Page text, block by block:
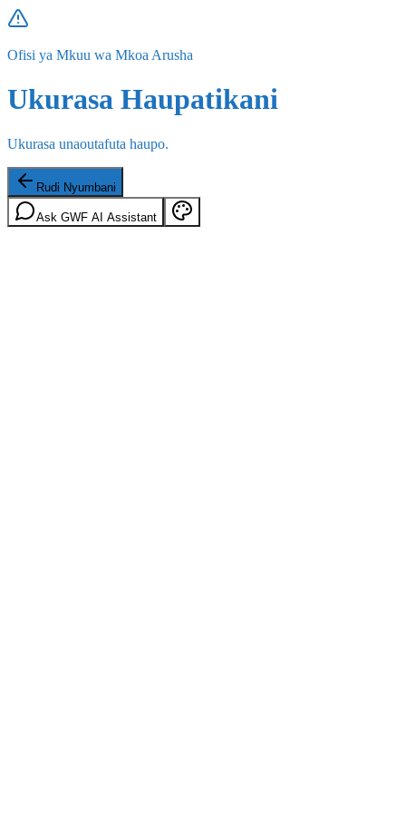
Ofisi ya Mkuu wa Mkoa Arusha
Ukurasa Haupatikani
Ukurasa unaoutafuta haupo.
Rudi Nyumbani
Ask GWF AI Assistant